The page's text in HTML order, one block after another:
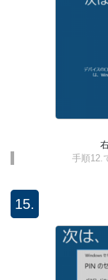
手順12.
15.